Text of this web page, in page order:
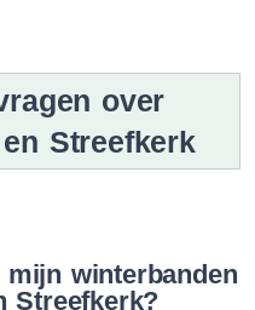
over
Streefkerk
winterbanden
Streefkerk?